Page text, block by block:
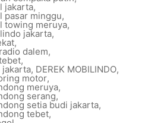
jakarta,
pasar minggu,
towing meruya,
jakarta,
,
dalem,
,
, DEREK MOBILINDO,
motor,
meruya,
serang,
setia budi jakarta,
tebet,